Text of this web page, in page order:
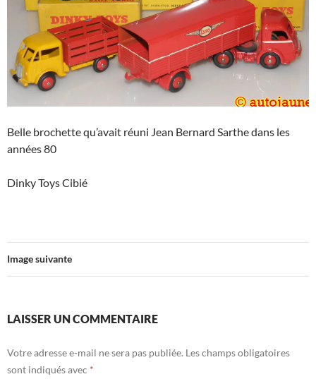
Belle brochette qu’avait réuni Jean Bernard Sarthe dans les
années 80
Dinky Toys Cibié
Image suivante
LAISSER UN COMMENTAIRE
Votre adresse e-mail ne sera pas publiée. Les champs obligatoires
sont indiqués avec *